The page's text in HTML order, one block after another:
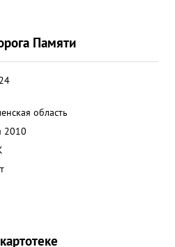
Памяти
область
2010